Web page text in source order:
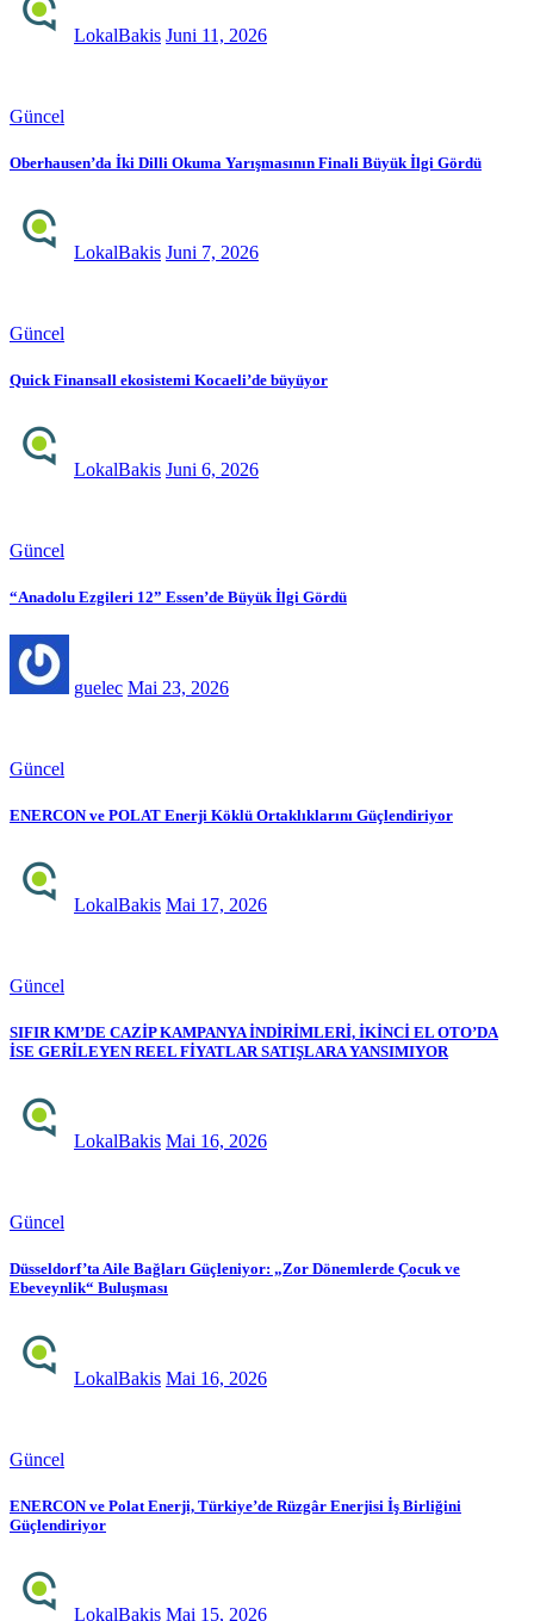
LokalBakis Juni 11, 2026
Güncel
Oberhausen’da İki Dilli Okuma Yarışmasının Finali Büyük İlgi Gördü
LokalBakis Juni 7, 2026
Güncel
Quick Finansall ekosistemi Kocaeli’de büyüyor
LokalBakis Juni 6, 2026
Güncel
“Anadolu Ezgileri 12” Essen’de Büyük İlgi Gördü
guelec Mai 23, 2026
Güncel
ENERCON ve POLAT Enerji Köklü Ortaklıklarını Güçlendiriyor
LokalBakis Mai 17, 2026
Güncel
SIFIR KM’DE CAZİP KAMPANYA İNDİRİMLERİ, İKİNCİ EL OTO’DA
İSE GERİLEYEN REEL FİYATLAR SATIŞLARA YANSIMIYOR
LokalBakis Mai 16, 2026
Güncel
Düsseldorf’ta Aile Bağları Güçleniyor: „Zor Dönemlerde Çocuk ve
Ebeveynlik“ Buluşması
LokalBakis Mai 16, 2026
Güncel
ENERCON ve Polat Enerji, Türkiye’de Rüzgâr Enerjisi İş Birliğini
Güçlendiriyor
LokalBakis Mai 15, 2026